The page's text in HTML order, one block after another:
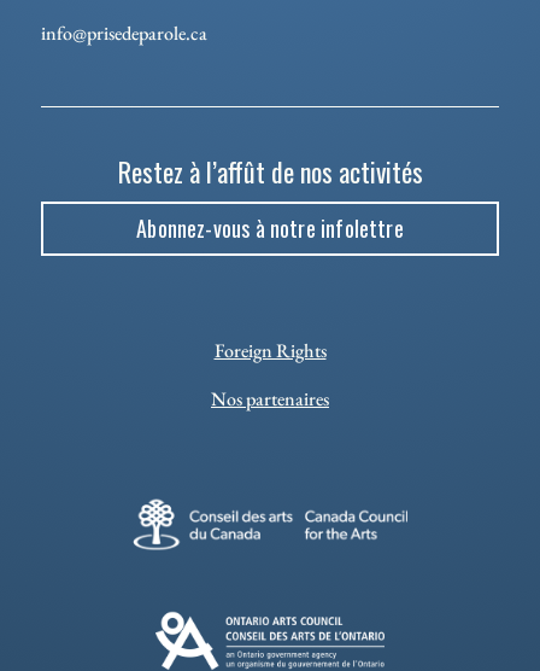
info@prisedeparole.ca
Restez à l’affût de nos activités
Abonnez-vous à notre infolettre
Foreign Rights
Nos partenaires